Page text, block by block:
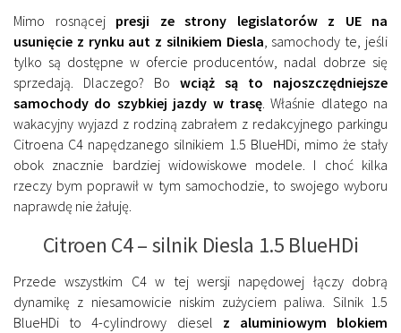
Mimo rosnącej presji ze strony legislatorów z UE na
usunięcie z rynku aut z silnikiem Diesla, samochody te, jeśli
tylko są dostępne w ofercie producentów, nadal dobrze się
sprzedają. Dlaczego? Bo wciąż są to najoszczędniejsze
samochody do szybkiej jazdy w trasę. Właśnie dlatego na
wakacyjny wyjazd z rodziną zabrałem z redakcyjnego parkingu
Citroena C4 napędzanego silnikiem 1.5 BlueHDi, mimo że stały
obok znacznie bardziej widowiskowe modele. I choć kilka
rzeczy bym poprawił w tym samochodzie, to swojego wyboru
naprawdę nie żałuję.
Citroen C4 – silnik Diesla 1.5 BlueHDi
Przede wszystkim C4 w tej wersji napędowej łączy dobrą
dynamikę z niesamowicie niskim zużyciem paliwa. Silnik 1.5
BlueHDi to 4-cylindrowy diesel z aluminiowym blokiem